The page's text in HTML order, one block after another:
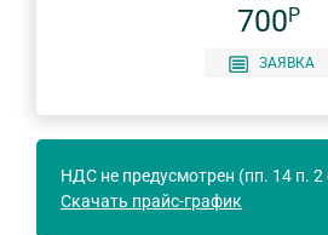
700P
ЗАЯВКА
НДС не предусмотрен (пп. 14 п.
Скачать прайс-график